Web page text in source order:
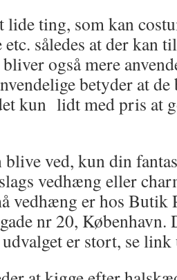
ting, som kan
således at der kan
også mere
betyder at
kun lidt med pris at
blive ved, kun din
vedhæng eller
vedhæng er hos Butik
nr 20, København.
er stort, se link